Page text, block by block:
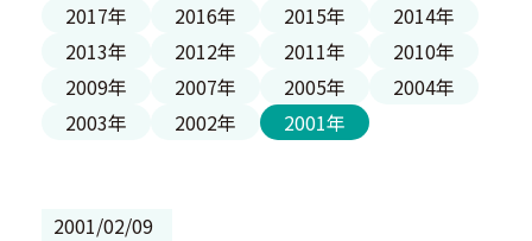
2017年
2016年 2015年
2014年
2013年
2012年 2011年
2010年
2009年
2007年 2005年
2004年
2003年
2002年 2001年
2001/02/09